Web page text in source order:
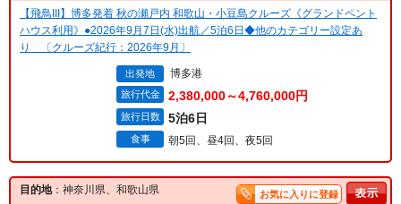
【飛鳥III】博多発着 秋の瀬戸内 和歌山・小豆島クルーズ《グランドペント
ハウス利用》●2026年9月7日(水)出航／5泊6日◆他のカテゴリー設定あ
り 〔クルーズ紀行：2026年9月〕
出発地 博多港
旅行代金 2,380,000～4,760,000円
旅行日数 5泊6日
食事 朝5回、昼4回、夜5回
目的地：神奈川県、和歌山県 お気に入りに登録